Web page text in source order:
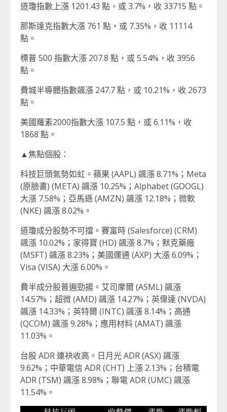
道瓊指數上漲 1201.43 點，或 3.7%，收 33715 點。
那斯達克指數大漲 761 點，或 7.35%，收 11114
點。
標普 500 指數大漲 207.8 點，或 5.54%，收 3956
點。
費城半導體指數飊漲 247.7 點，或 10.21%，收 2673
點。
美國羅素2000指數大漲 107.5 點，或 6.11%，收
1868 點。
▲焦點個股：
科技巨頭氣勢如虹。蘋果 (AAPL) 飊漲 8.71%；Meta
(原臉書) (META) 飊漲 10.25%；Alphabet (GOOGL)
大漲 7.58%；亞馬遜 (AMZN) 飊漲 12.18%；微軟
(NKE) 飊漲 8.02%。
道瓊成分股勢不可擋。賽富時 (Salesforce) (CRM)
飊漲 10.02%；家得寶 (HD) 飊漲 8.7%；默克藥廠
(MSFT) 飊漲 8.23%；美國運通 (AXP) 大漲 6.09%；
Visa (VISA) 大漲 6.00%。
費半成分股普遍勁揚。艾司摩爾 (ASML) 飊漲
14.57%；超微 (AMD) 飊漲 14.27%；英偉達 (NVDA)
飊漲 14.33%；英特爾 (INTC) 飊漲 8.14%；高通
(QCOM) 飊漲 9.28%；應用材料 (AMAT) 飊漲
11.03%。
台股 ADR 連袂收高。日月光 ADR (ASX) 飊漲
9.62%；中華電信 ADR (CHT) 上漲 2.13%；台積電
ADR (TSM) 飊漲 8.98%；聯電 ADR (UMC) 飊漲
11.54%。